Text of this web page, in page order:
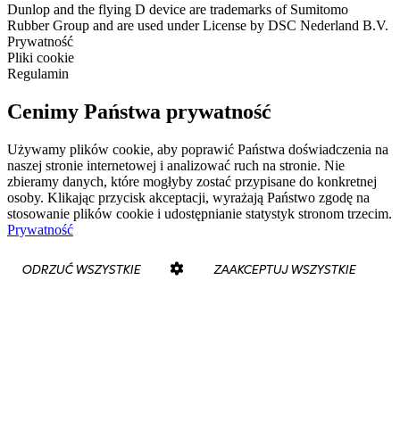
Dunlop and the flying D device are trademarks of Sumitomo
Rubber Group and are used under License by DSC Nederland B.V.
Prywatność
Pliki cookie
Regulamin
Cenimy Państwa prywatność
Używamy plików cookie, aby poprawić Państwa doświadczenia na
naszej stronie internetowej i analizować ruch na stronie. Nie
zbieramy danych, które mogłyby zostać przypisane do konkretnej
osoby. Klikając przycisk akceptacji, wyrażają Państwo zgodę na
stosowanie plików cookie i udostępnianie statystyk stronom trzecim.
Prywatność
ODRZUĆ WSZYSTKIE ZAAKCEPTUJ WSZYSTKIE